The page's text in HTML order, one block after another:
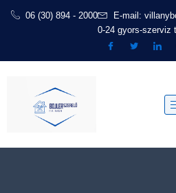
Skip
06 (30) 894 - 2000
E-mail:
0-24 gyors-szerviz